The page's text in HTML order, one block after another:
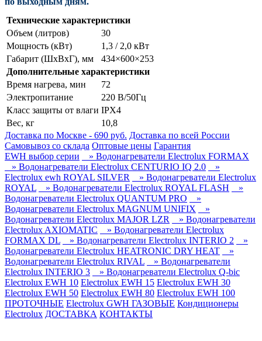
Технические характеристики
Объем (литров)
30
Мощность (кВт)
1,3 / 2,0 кВт
Габарит (ШxВxГ), мм
434×600×253
Дополнительные характеристики
Время нагрева, мин
72
Электропитание
220 В/50Гц
Класс защиты от влаги IPX4
Вес, кг
10,8
Доставка по Москве - 690 руб. Доставка по всей России
Самовывоз со склада Оптовые цены Гарантия
EWH выбор серии
» Водонагреватели Electrolux FORMAX
» Водонагреватели Electrolux CENTURIO IQ 2.0
»
Electrolux ewh ROYAL SILVER
» Водонагреватели Electrolux
ROYAL
» Водонагреватели Electrolux ROYAL FLASH
»
Водонагреватели Electrolux QUANTUM PRO
»
Водонагреватели Electrolux MAGNUM UNIFIX
»
Водонагреватели Electrolux MAJOR LZR
» Водонагреватели
Electrolux AXIOMATIC
» Водонагреватели Electrolux
FORMAX DL
» Водонагреватели Electrolux INTERIO 2
»
Водонагреватели Electrolux HEATRONIC DRY HEAT
»
Водонагреватели Electrolux RIVAL
» Водонагреватели
Electrolux INTERIO 3
» Водонагреватели Electrolux Q-bic
Electrolux EWH 10 Electrolux EWH 15 Electrolux EWH 30
Electrolux EWH 50 Electrolux EWH 80 Electrolux EWH 100
ПРОТОЧНЫЕ Electrolux GWH ГАЗОВЫЕ Кондиционеры
Electrolux ДОСТАВКА КОНТАКТЫ